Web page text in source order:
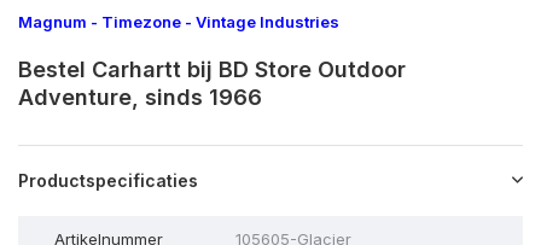
Magnum - Timezone - Vintage Industries
Bestel Carhartt bij BD Store Outdoor
Adventure, sinds 1966
Productspecificaties
Artikelnummer 105605-Glacier